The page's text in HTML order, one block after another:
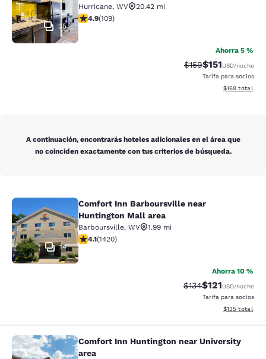
35
Hurricane, WV
20.42 mi
calificación de 4.94 estrellas. Excepcional. 109
4.9(109)
Ahorra 5 %
Precio tachado:
$159Precio con
$151USD/noche
Tarifa para socios
Ver detalles
$169 total
A continuación, encontrarás hoteles adicionales en el área que
no coinciden exactamente con tus criterios de búsqueda.
Comfort Inn Barboursville near
14
Comfort Inn Barboursville near
Huntington Mall area
Barboursville, WV
1.99 mi
calificación de 4.1 estrellas. Muy bueno. 1420 reseñas
4.1(1420)
Ahorra 10 %
Precio tachado:
$134Precio con
$121USD/noche
Tarifa para socios
Ver detalles
$135 total
Comfort Inn Huntington near
Comfort Inn Huntington near University
area